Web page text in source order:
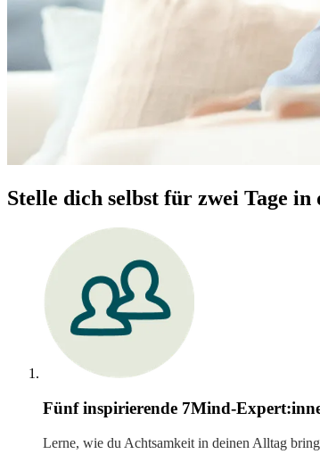
Stelle dich selbst für zwei Tage
Fünf inspirierende 7Mind-
Lerne, wie du Achtsamkeit in deinen Alltag